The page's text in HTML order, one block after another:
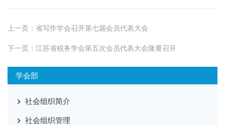
上一页： 省写作学会召开第七届会员代表大会
下一页： 江苏省税务学会第五次会员代表大会隆重召开
学会部
社会组织简介
社会组织管理